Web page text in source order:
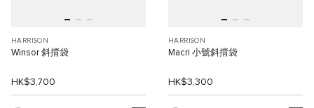
HARRISON
Winsor 斜揹袋
HK$3,700
HARRISON
Macri 小號斜揹袋
HK$3,300